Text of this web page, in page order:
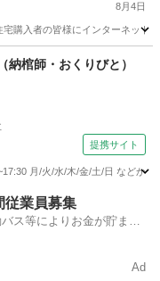
8月4日
購入者の皆様にインターネッ
フ
納棺師・おくりびと）
提携サイト
月/火/水/木/金/土/日 など
従業員募集
ス等によりお金が貯まり
Ad